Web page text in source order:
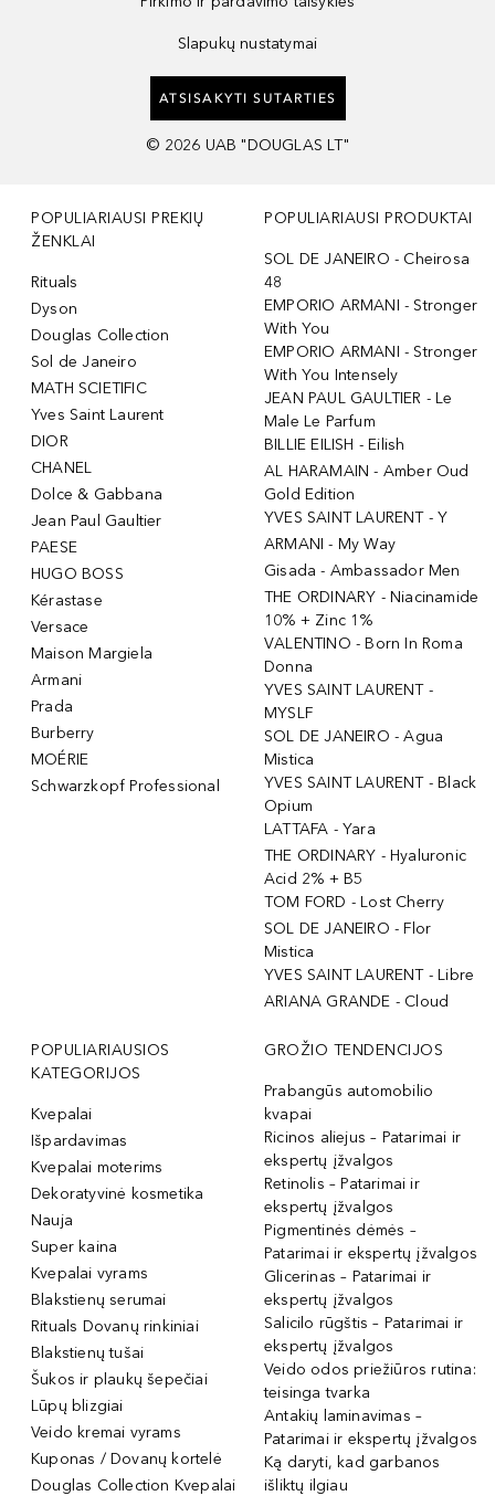
Slapukų nustatymai
ATSISAKYTI SUTARTIES
© 2026 UAB "DOUGLAS LT"
POPULIARIAUSI PREKIŲ
ŽENKLAI
Rituals
Dyson
Douglas Collection
Sol de Janeiro
MATH SCIETIFIC
Yves Saint Laurent
DIOR
CHANEL
Dolce & Gabbana
Jean Paul Gaultier
PAESE
HUGO BOSS
Kérastase
Versace
Maison Margiela
Armani
Prada
Burberry
MOÉRIE
Schwarzkopf Professional
POPULIARIAUSI PRODUKTAI
SOL DE JANEIRO - Cheirosa
48
EMPORIO ARMANI - Stronger
With You
EMPORIO ARMANI - Stronger
With You Intensely
JEAN PAUL GAULTIER - Le
Male Le Parfum
BILLIE EILISH - Eilish
AL HARAMAIN - Amber Oud
Gold Edition
YVES SAINT LAURENT - Y
ARMANI - My Way
Gisada - Ambassador Men
THE ORDINARY - Niacinamide
10% + Zinc 1%
VALENTINO - Born In Roma
Donna
YVES SAINT LAURENT -
MYSLF
SOL DE JANEIRO - Agua
Mistica
YVES SAINT LAURENT - Black
Opium
LATTAFA - Yara
THE ORDINARY - Hyaluronic
Acid 2% + B5
TOM FORD - Lost Cherry
SOL DE JANEIRO - Flor
Mistica
YVES SAINT LAURENT - Libre
ARIANA GRANDE - Cloud
POPULIARIAUSIOS
KATEGORIJOS
Kvepalai
Išpardavimas
Kvepalai moterims
Dekoratyvinė kosmetika
Nauja
Super kaina
Kvepalai vyrams
Blakstienų serumai
Rituals Dovanų rinkiniai
Blakstienų tušai
Šukos ir plaukų šepečiai
Lūpų blizgiai
Veido kremai vyrams
Kuponas / Dovanų kortelė
Douglas Collection Kvepalai
GROŽIO TENDENCIJOS
Prabangūs automobilio
kvapai
Ricinos aliejus – Patarimai ir
ekspertų įžvalgos
Retinolis – Patarimai ir
ekspertų įžvalgos
Pigmentinės dėmės –
Patarimai ir ekspertų įžvalgos
Glicerinas – Patarimai ir
ekspertų įžvalgos
Salicilo rūgštis – Patarimai ir
ekspertų įžvalgos
Veido odos priežiūros rutina:
teisinga tvarka
Antakių laminavimas –
Patarimai ir ekspertų įžvalgos
Ką daryti, kad garbanos
išliktų ilgiau